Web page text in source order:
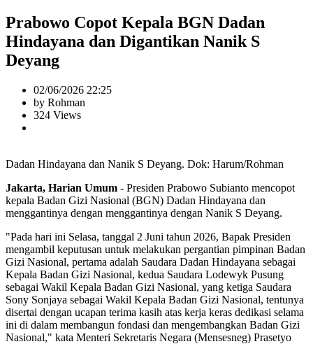
Prabowo Copot Kepala BGN Dadan
Hindayana dan Digantikan Nanik S
Deyang
02/06/2026 22:25
by Rohman
324 Views
Dadan Hindayana dan Nanik S Deyang. Dok: Harum/Rohman
Jakarta, Harian Umum - Presiden Prabowo Subianto mencopot
kepala Badan Gizi Nasional (BGN) Dadan Hindayana dan
menggantinya dengan menggantinya dengan Nanik S Deyang.
"Pada hari ini Selasa, tanggal 2 Juni tahun 2026, Bapak Presiden
mengambil keputusan untuk melakukan pergantian pimpinan Badan
Gizi Nasional, pertama adalah Saudara Dadan Hindayana sebagai
Kepala Badan Gizi Nasional, kedua Saudara Lodewyk Pusung
sebagai Wakil Kepala Badan Gizi Nasional, yang ketiga Saudara
Sony Sonjaya sebagai Wakil Kepala Badan Gizi Nasional, tentunya
disertai dengan ucapan terima kasih atas kerja keras dedikasi selama
ini di dalam membangun fondasi dan mengembangkan Badan Gizi
Nasional," kata Menteri Sekretaris Negara (Mensesneg) Prasetyo